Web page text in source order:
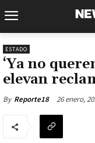
ESTADO
‘Ya no
elevan
By Reporte18 26 enero,